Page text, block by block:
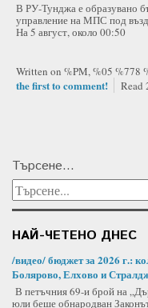
В РУ-Тунджа е образувано
управление на МПС под
На 5 август, около 00:50
Written on %PM, %05 %778
the first to comment!
Read
Търсене...
НАЙ-ЧЕТЕНО ДНЕС
/видео/ бюджет за 2026 г.:
Болярово, Елхово и
В петъчния 69-и брой на
юли беше обнародван